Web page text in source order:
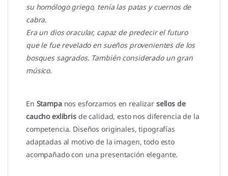
su homólogo griego, tenía las patas y cuernos de
cabra.
Era un dios oracular, capaz de predecir el futuro
que le fue revelado en sueños provenientes de los
bosques sagrados. También considerado un gran
músico.
En Stampanos esforzamos en realizar sellos de
caucho exlibrisde calidad, esto nos diferencia de la
competencia. Diseños originales, tipografías
adaptadas al motivo de la imagen, todo esto
acompañado con una presentación elegante.